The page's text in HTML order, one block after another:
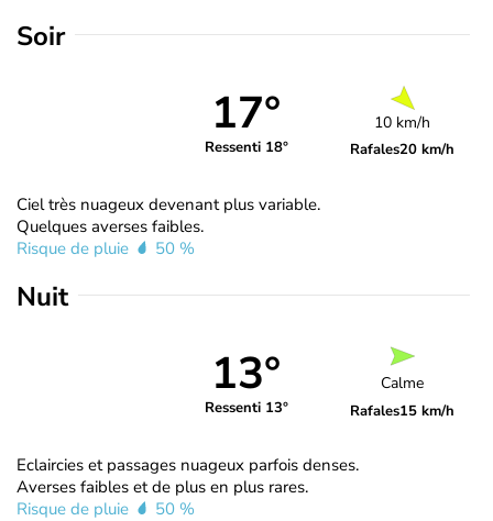
Soir
17°
Ressenti 18°
10 km/h
Rafales20 km/h
Ciel très nuageux devenant plus variable.
Quelques averses faibles.
Risque de pluie
50 %
Nuit
13°
Ressenti 13°
Calme
Rafales15 km/h
Eclaircies et passages nuageux parfois denses.
Averses faibles et de plus en plus rares.
Risque de pluie
50 %